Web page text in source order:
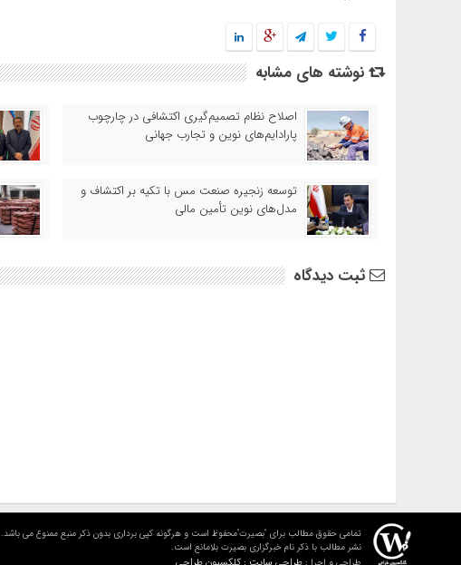
نوشته های مشابه
اصلاح نظام تصمیم‌گیری اکتشافی در چارچوب
پارادایم‌های نوین و تجارب جهانی
توسعه زنجیره صنعت مس با تکیه بر اکتشاف و
مدل‌های نوین تأمین مالی
ثبت دیدگاه
تمامی حقوق مطالب برای "بصیرت"محفوظ است و هرگونه کپی برداری بدون ذکر منبع ممنوع می باشد.
نشر مطالب با ذکر نام خبرگزاری بصیرت بلامانع است.